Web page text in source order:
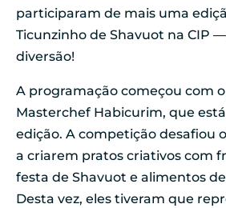
participaram de mais uma
Ticunzinho de Shavuot na CIP
diversão!
A programação começou com
Masterchef Habicurim, que
edição. A competição desafiou
a criarem pratos criativos com
festa de Shavuot e alimentos
Desta vez, eles tiveram que